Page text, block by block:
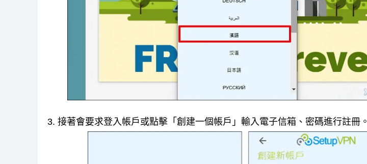
3. 接著會要求登入帳戶或點擊「創建一個帳戶」輸入電子信箱、密碼進行註冊。